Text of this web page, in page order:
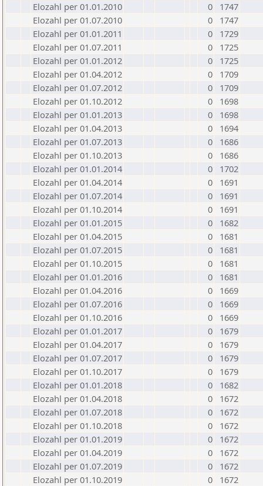
Elozahl per 01.01.2010
0
1747
Elozahl per 01.07.2010
0
1747
Elozahl per 01.01.2011
0
1729
Elozahl per 01.07.2011
0
1725
Elozahl per 01.01.2012
0
1725
Elozahl per 01.04.2012
0
1709
Elozahl per 01.07.2012
0
1709
Elozahl per 01.10.2012
0
1698
Elozahl per 01.01.2013
0
1698
Elozahl per 01.04.2013
0
1694
Elozahl per 01.07.2013
0
1686
Elozahl per 01.10.2013
0
1686
Elozahl per 01.01.2014
0
1702
Elozahl per 01.04.2014
0
1691
Elozahl per 01.07.2014
0
1691
Elozahl per 01.10.2014
0
1691
Elozahl per 01.01.2015
0
1682
Elozahl per 01.04.2015
0
1681
Elozahl per 01.07.2015
0
1681
Elozahl per 01.10.2015
0
1681
Elozahl per 01.01.2016
0
1681
Elozahl per 01.04.2016
0
1669
Elozahl per 01.07.2016
0
1669
Elozahl per 01.10.2016
0
1669
Elozahl per 01.01.2017
0
1679
Elozahl per 01.04.2017
0
1679
Elozahl per 01.07.2017
0
1679
Elozahl per 01.10.2017
0
1679
Elozahl per 01.01.2018
0
1682
Elozahl per 01.04.2018
0
1672
Elozahl per 01.07.2018
0
1672
Elozahl per 01.10.2018
0
1672
Elozahl per 01.01.2019
0
1672
Elozahl per 01.04.2019
0
1672
Elozahl per 01.07.2019
0
1672
Elozahl per 01.10.2019
0
1672